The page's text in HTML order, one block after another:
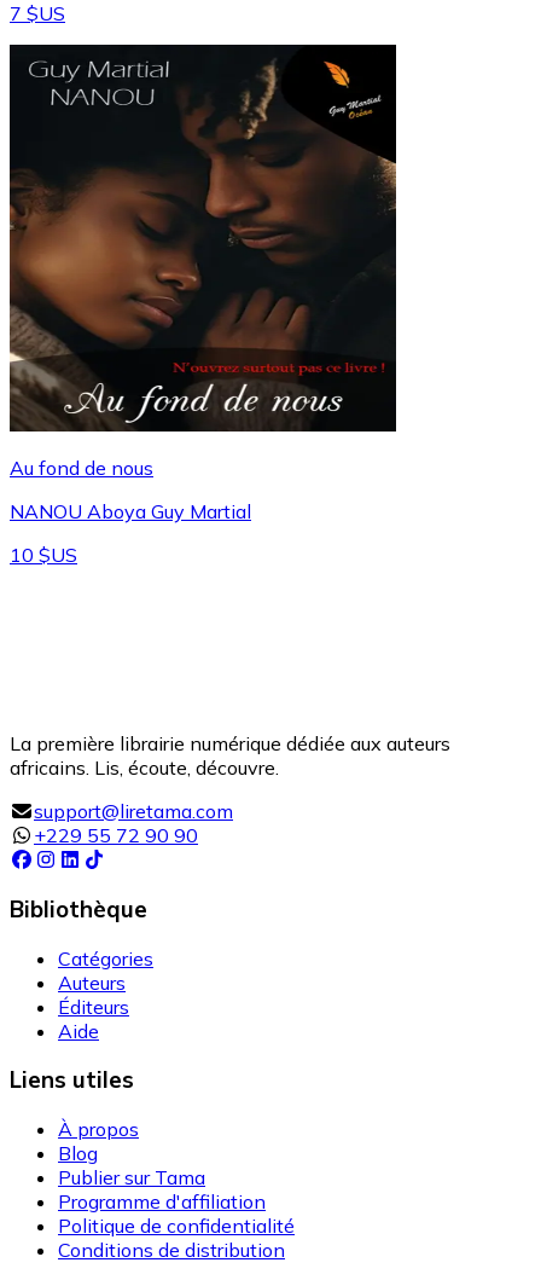
7 $US
Au fond de nous
NANOU Aboya Guy Martial
10 $US
La première librairie numérique dédiée aux auteurs
africains. Lis, écoute, découvre.
support@liretama.com
+229 55 72 90 90
Bibliothèque
Catégories
Auteurs
Éditeurs
Aide
Liens utiles
À propos
Blog
Publier sur Tama
Programme d'affiliation
Politique de confidentialité
Conditions de distribution